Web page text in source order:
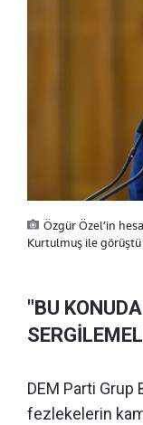
Özgür Özel’in
Kurtulmuş ile görüştü
"BU
DEM Parti
fezlekelerin